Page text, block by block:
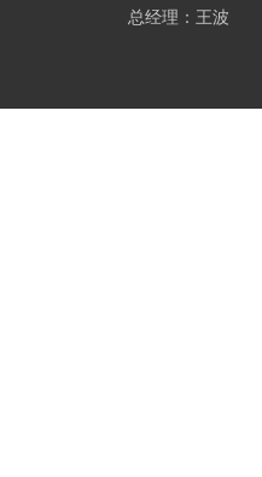
总经理：王波